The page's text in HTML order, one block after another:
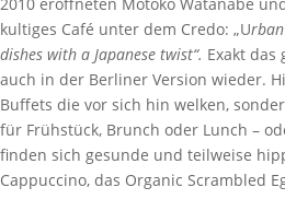
kultiges Café unter dem Credo: „U
dishes with a Japanese twist“. Exakt das
auch in der Berliner Version wieder.
Buffets die vor sich hin welken,
für Frühstück, Brunch oder Lunch –
finden sich gesunde und teilweise
Cappuccino, das Organic Scrambled